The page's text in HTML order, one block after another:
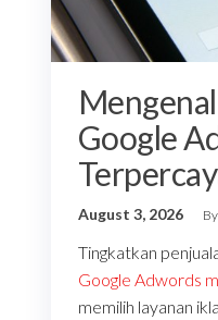
Google
August 3, 2026 By
Tingkatkan
Google Adwords
memilih layanan